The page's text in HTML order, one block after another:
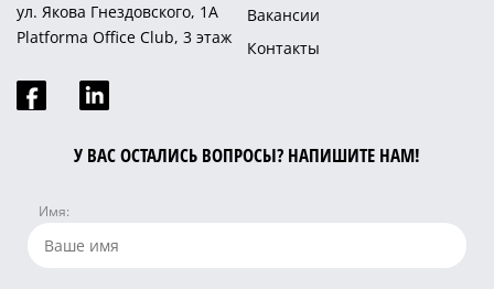
ул. Якова Гнездовского, 1А
Platforma Office Club, 3 этаж
Вакансии
Контакты
У ВАС ОСТАЛИСЬ ВОПРОСЫ? НАПИШИТЕ НАМ!
Имя: